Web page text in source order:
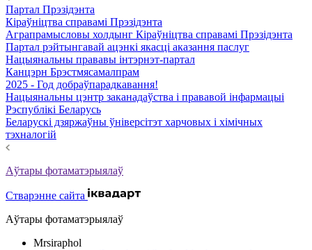
Партал Прэзідэнта
Кіраўніцтва справамі Прэзідэнта
Аграпрамысловы холдынг Кіраўніцтва справамі Прэзідэнта
Партал рэйтынгавай ацэнкі якасці аказання паслуг
Нацыянальны прававы інтэрнэт-партал
Канцэрн Брэстмясамалпрам
2025 - Год добраўпарадкавання!
Нацыянальны цэнтр заканадаўства і прававой інфармацыі
Рэспублікі Беларусь
Беларускі дзяржаўны ўніверсітэт харчовых і хімічных
тэхналогій
Аўтары фотаматэрыялаў
Стварэнне сайта
Аўтары фотаматэрыялаў
Mrsiraphol